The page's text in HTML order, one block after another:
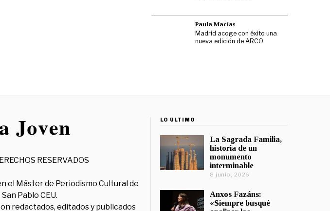
Paula Macías
Madrid acoge con éxito una
nueva edición de ARCO
RESERVADOS
el Máster de Periodismo Cultural de
Pablo CEU.
redactados, editados y publicados
LO ÚLTIMO
La Sagrada Familia,
historia de un
monumento
interminable
8 junio, 2026
Anxos Fazáns:
«Siempre busqué